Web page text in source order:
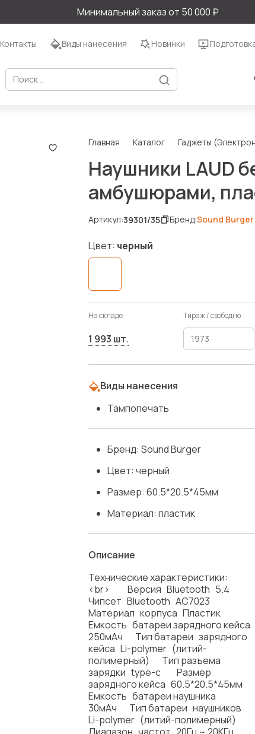
Минимальный заказ от 50 000 ₽
Контакты Виды нанесения Новинки
Главная Каталог Гаджеты
Наушники LAUD
амбушюрами,
Артикул:39301/35 Бренд:Sound Burger
Цвет: черный
На складе Тираж / свободно
1 993 шт.
Виды нанесения
Тампопечать
Бренд: Sound Burger
Цвет: черный
Размер: 60.5*20.5*45мм
Материал: пластик
Описание
Технические характеристики:
<br> Версия Bluetooth 5.4
Чипсет Bluetooth AC7023
Материал корпуса Пластик
Емкость батареи зарядного кейса
250мАч Тип батареи зарядного
кейса Li-polymer (литий-
полимерный) Тип разъема
зарядки type-c Размер
зарядного кейса 60.5*20.5*45мм
Емкость батареи наушника
30мАч Тип батареи наушников
Li-polymer (литий-полимерный)